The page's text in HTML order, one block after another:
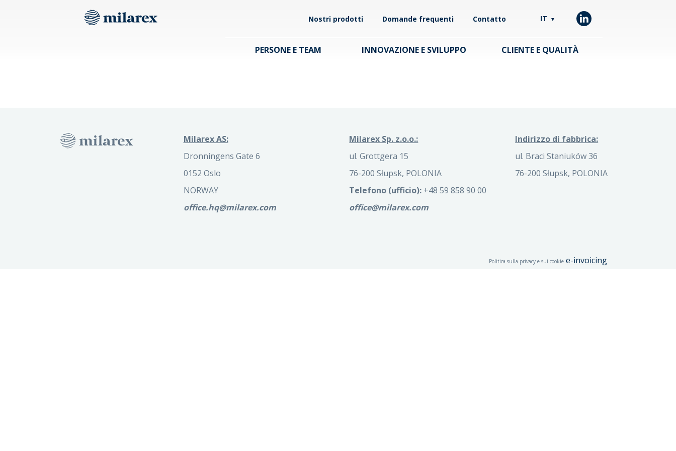
Nostri prodotti Domande frequenti Contatto IT ▼
PERSONE E TEAM INNOVAZIONE E SVILUPPO CLIENTE E QUALITÀ
Milarex AS:
Dronningens Gate 6
0152 Oslo
NORWAY
office.hq@milarex.com
Milarex Sp. z.o.o.:
ul. Grottgera 15
76-200 Słupsk, POLONIA
Telefono (ufficio): +48 59 858 90 00
office@milarex.com
Indirizzo di fabbrica:
ul. Braci Staniuków 36
76-200 Słupsk, POLONIA
Politica sulla privacy e sui cookie e-invoicing